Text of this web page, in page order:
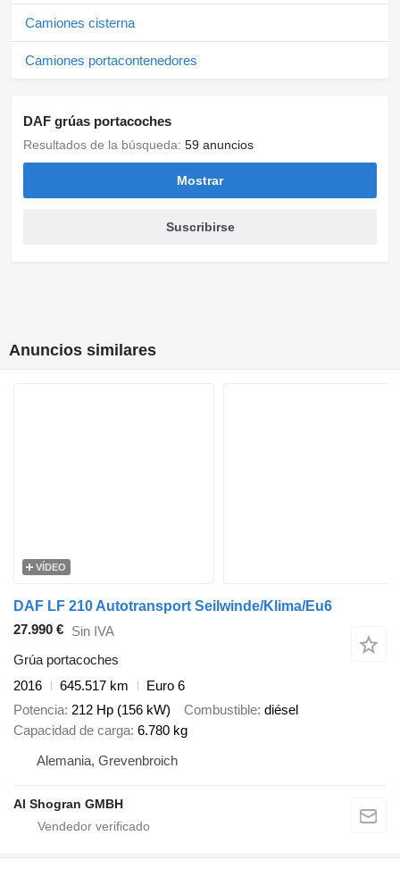
Camiones cisterna
Camiones portacontenedores
DAF grúas portacoches
Resultados de la búsqueda: 59 anuncios
Mostrar
Suscribirse
Anuncios similares
VÍDEO
DAF LF 210 Autotransport Seilwinde/Klima/Eu6
27.990 € Sin IVA
Grúa portacoches
2016
645.517 km
Euro 6
Potencia 212 Hp (156 kW) Combustible diésel
Capacidad de carga 6.780 kg
Alemania, Grevenbroich
Al Shogran GMBH